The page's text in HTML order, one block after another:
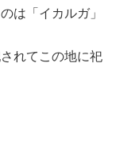
は「イカルガ」
れてこの地に祀